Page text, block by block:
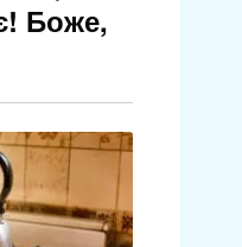
Боже,